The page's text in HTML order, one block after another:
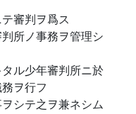
審判ヲ爲ス
所ノ事務ヲ管理シ
ル少年審判所ニ於
ヲ行フ
シテ之ヲ兼ネシム